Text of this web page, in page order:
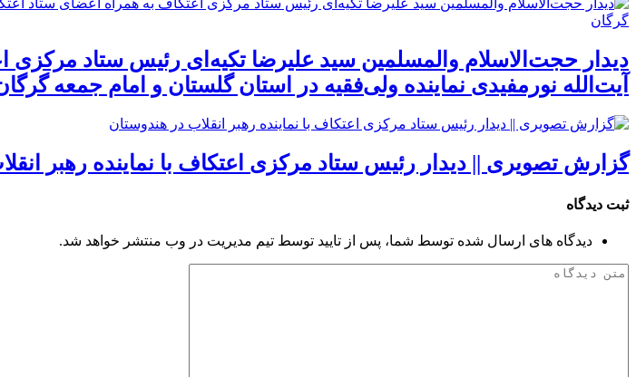
دیدار حجت‌الاسلام والمسلمین سید علیرضا تکیه‌ای رئیس ستاد
آیت‌الله نورمفیدی نماینده ولی‌فقیه در استان گلستان و امام جمعه
گزارش تصویری || دیدار رئیس ستاد مرکزی اعتکاف با نماینده رهبر
ثبت دیدگاه
دیدگاه های ارسال شده توسط شما، پس از تایید توسط تیم مدیریت در وب منتشر خواهد شد.